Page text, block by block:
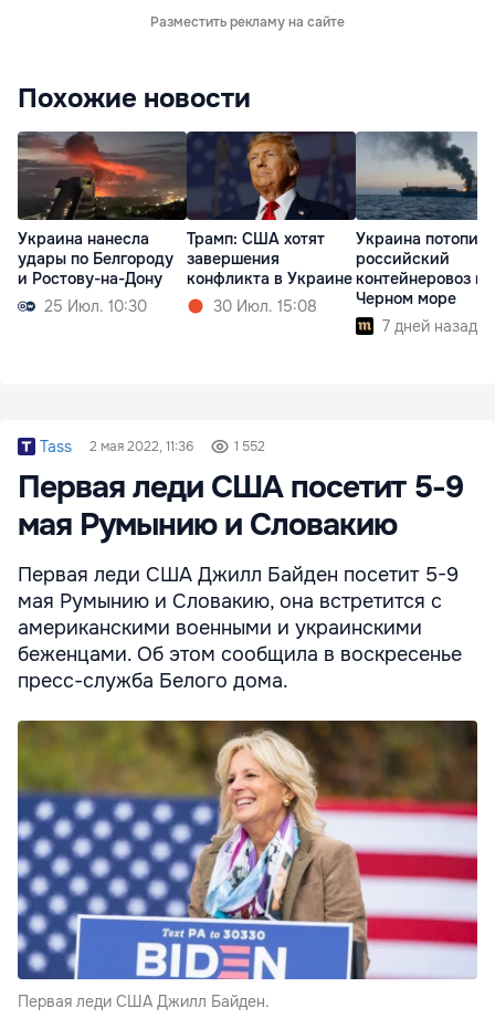
Разместить рекламу на сайте
Похожие новости
Украина нанесла
удары по Белгороду
и Ростову-на-Дону
25 Июл. 10:30
Трамп: США хотят
завершения
конфликта в Украине
30 Июл. 15:08
Украина потопила
российский
контейнеровоз в
Черном море
7 дней назад
Tass 2 мая 2022, 11:36 1 552
Первая леди США посетит 5-9
мая Румынию и Словакию
Первая леди США Джилл Байден посетит 5-9
мая Румынию и Словакию, она встретится с
американскими военными и украинскими
беженцами. Об этом сообщила в воскресенье
пресс-служба Белого дома.
Первая леди США Джилл Байден.